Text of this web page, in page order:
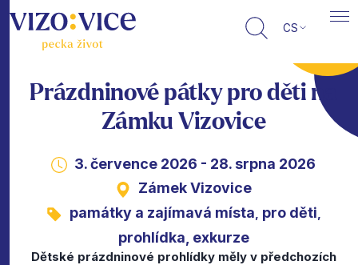
CS
Prázdninové pátky pro děti na
Zámku Vizovice
3. července 2026 - 28. srpna 2026
Zámek Vizovice
památky a zajímavá místa, pro děti,
prohlídka, exkurze
Dětské prázdninové prohlídky měly v předchozích